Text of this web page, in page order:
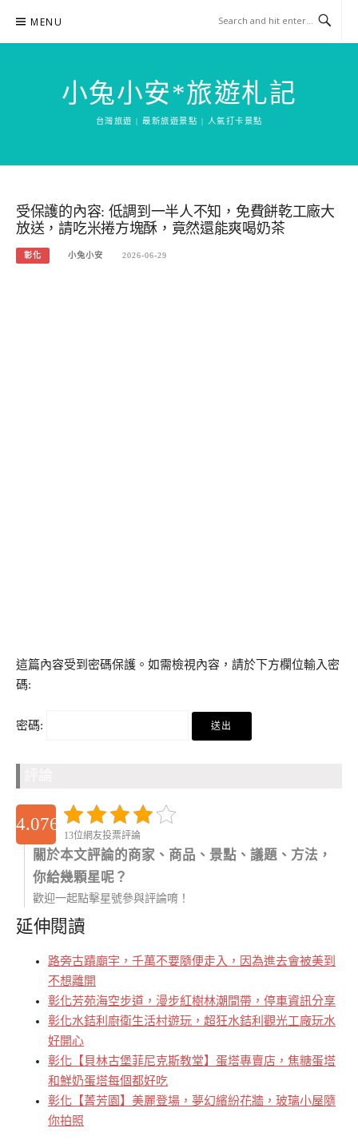
content
MENU
小兔小安*旅遊札記
台灣旅遊 | 最新旅遊景點 | 人氣打卡景點
受保護的內容: 低調到一半人不知，免費餅乾工廠大
放送，請吃米捲方塊酥，竟然還能爽喝奶茶
彰化 小兔小安 2026-06-29
這篇內容受到密碼保護。如需檢視內容，請於下方欄位輸入密
碼:
密碼:
4.0769230769231
13位網友投票評論
關於本文評論的商家、商品、景點、議題、方法，
你給幾顆星呢？
歡迎一起點擊星號參與評論唷！
延伸閱讀
路旁古蹟廟宇，千萬不要隨便走入，因為進去會被美到
不想離開
彰化芳苑海空步道，漫步紅樹林潮間帶，停車資訊分享
彰化水銡利廚衛生活村遊玩，超狂水銡利觀光工廠玩水
好開心
彰化【貝林古堡菲尼克斯教堂】蛋塔專賣店，焦糖蛋塔
和鮮奶蛋塔每個都好吃
彰化【菁芳園】美麗登場，夢幻繽紛花牆，玻璃小屋隨
你拍照